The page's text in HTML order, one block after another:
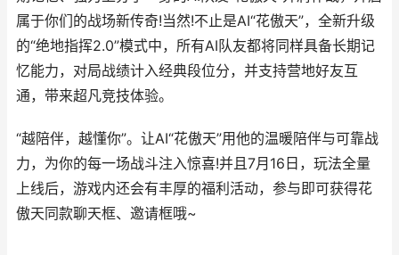
属于你们的战场新传奇!当然!不止是AI“花傲天”，全新升级
的“绝地指挥2.0”模式中，所有AI队友都将同样具备长期记
忆能力，对局战绩计入经典段位分，并支持营地好友互
通，带来超凡竞技体验。
“越陪伴，越懂你”。让AI“花傲天”用他的温暖陪伴与可靠战
力，为你的每一场战斗注入惊喜!并且7月16日，玩法全量
上线后，游戏内还会有丰厚的福利活动，参与即可获得花
傲天同款聊天框、邀请框哦~